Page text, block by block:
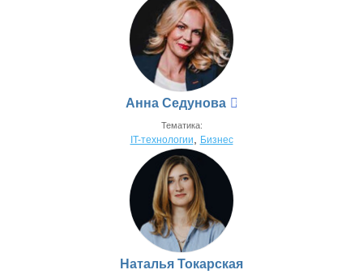
Анна Седунова
Тематика:
IT-технологии Бизнес
Наталья Токарская